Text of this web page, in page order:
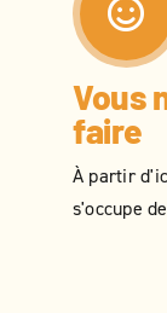
Vous
faire
À partir
s'occupe